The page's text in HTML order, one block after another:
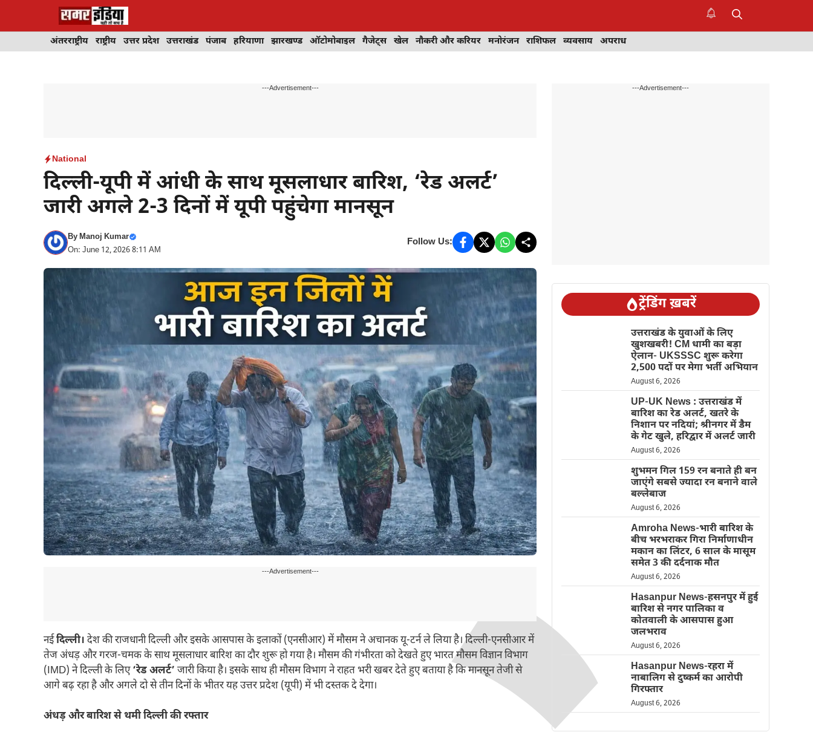
अंतरराष्ट्रीय राष्ट्रीय उत्तर प्रदेश उत्तराखंड पंजाब हरियाणा झारखण्ड ऑटोमोबाइल गैजेट्स खेल नौकरी और करियर मनोरंजन राशिफल व्यवसाय अपराध
---Advertisement---
National
दिल्ली-यूपी में आंधी के साथ मूसलाधार बारिश, ‘रेड अलर्ट’
जारी अगले 2-3 दिनों में यूपी पहुंचेगा मानसून
ByManoj Kumar
On: June 12, 2026 8:11 AM
Follow Us:
---Advertisement---
नईदिल्ली। देश की राजधानी दिल्ली और इसके आसपास के इलाकों (एनसीआर) में मौसम ने अचानक यू-टर्न ले लिया है। दिल्ली-एनसीआर में
तेज अंधड़ और गरज-चमक के साथ मूसलाधार बारिश का दौर शुरू हो गया है। मौसम की गंभीरता को देखते हुए भारत मौसम विज्ञान विभाग
(IMD) ने दिल्ली के लिए‘रेड अलर्ट’ जारी किया है। इसके साथ ही मौसम विभाग ने राहत भरी खबर देते हुए बताया है कि मानसून तेजी से
आगे बढ़ रहा है और अगले दो से तीन दिनों के भीतर यह उत्तर प्रदेश (यूपी) में भी दस्तक दे देगा।
अंधड़ और बारिश से थमी दिल्ली की रफ्तार
---Advertisement---
ट्रेंडिंग ख़बरें
उत्तराखंड के युवाओं के लिए
खुशखबरी! CM धामी का बड़ा
ऐलान- UKSSSC शुरू करेगा
2,500 पदों पर मेगा भर्ती अभियान
August 6, 2026
UP-UK News : उत्तराखंड में
बारिश का रेड अलर्ट, खतरे के
निशान पर नदियां; श्रीनगर में डैम
के गेट खुले, हरिद्वार में अलर्ट जारी
August 6, 2026
शुभमन गिल 159 रन बनाते ही बन
जाएंगे सबसे ज्यादा रन बनाने वाले
बल्लेबाज
August 6, 2026
Amroha News-भारी बारिश के
बीच भरभराकर गिरा निर्माणाधीन
मकान का लिंटर, 6 साल के मासूम
समेत 3 की दर्दनाक मौत
August 6, 2026
Hasanpur News-हसनपुर में हुई
बारिश से नगर पालिका व
कोतवाली के आसपास हुआ
जलभराव
August 6, 2026
Hasanpur News-रहरा में
नाबालिग से दुष्कर्म का आरोपी
गिरफ्तार
August 6, 2026